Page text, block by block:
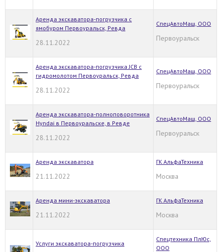
Аренда экскаватора-погрузчика с
ямобуром Первоуральск, Ревда
28.11.2022
СпецАвтоМаш, ООО
Первоуральск
Аренда экскаватора-погрузчика JCB с
гидромолотом Первоуральск, Ревда
28.11.2022
СпецАвтоМаш, ООО
Первоуральск
Аренда экскаватора-полноповоротника
Hyndai в Первоуральске, в Ревде
28.11.2022
СпецАвтоМаш, ООО
Первоуральск
Аренда экскаватора
21.11.2022
ГК АльфаТехника
Москва
Аренда мини-экскаватора
21.11.2022
ГК АльфаТехника
Москва
Услуги экскаватора-погрузчика
Спецтехника ПлЮс,
ООО